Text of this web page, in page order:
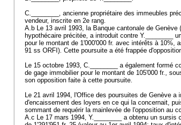
C.________, ancienne propriétaire des immeubles
vendeur, inscrite en 2e rang.
A.b Le 13 avril 1993, la Banque cantonale de
hypothécaire précitée, a introduit contre Y.________
pour le montant de 1'000'000 fr. avec intérêts à 10%,
91 ss ORFI ). Cette poursuite a été frappée
Le 15 octobre 1993, C.________ a également formé
de gage immobilier pour le montant de 105'000 fr.,
son opposition faite à cette poursuite.
Le 21 avril 1994, l'Office des poursuites de Genève
d'encaissement des loyers en ce qui la concernait,
sommant de requérir la mainlevée de l'opposition au
A.c Le 17 mars 1994, Y.________ a obtenu un sursis